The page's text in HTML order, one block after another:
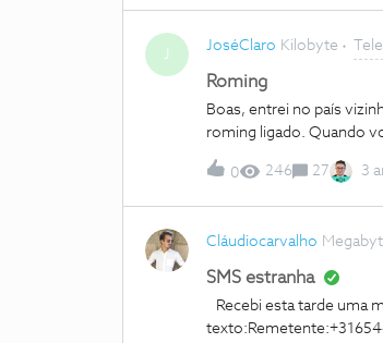
J
JoséClaro Kilobyte
Roming
Boas, entrei no país
roming ligado. Quando
0 246 27 3
Cláudiocarvalho
SMS estranha
Recebi esta tarde uma